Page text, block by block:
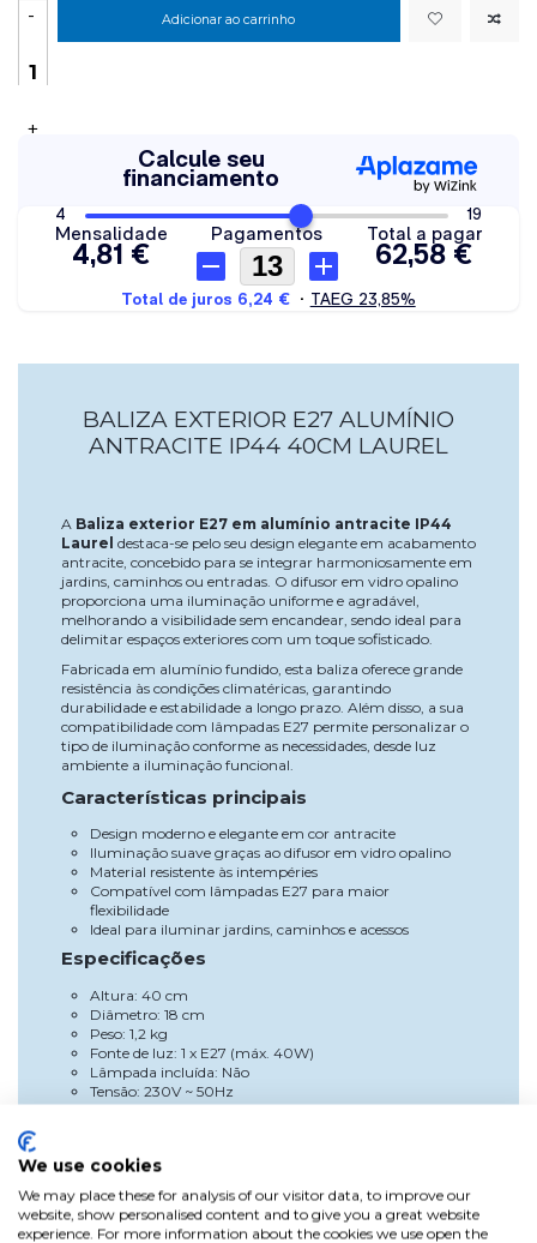
-
+
Adicionar ao carrinho
BALIZA EXTERIOR E27 ALUMÍNIO
ANTRACITE IP44 40CM LAUREL
A Baliza exterior E27 em alumínio antracite IP44
Laurel destaca-se pelo seu design elegante em acabamento
antracite, concebido para se integrar harmoniosamente em
jardins, caminhos ou entradas. O difusor em vidro opalino
proporciona uma iluminação uniforme e agradável,
melhorando a visibilidade sem encandear, sendo ideal para
delimitar espaços exteriores com um toque sofisticado.
Fabricada em alumínio fundido, esta baliza oferece grande
resistência às condições climatéricas, garantindo
durabilidade e estabilidade a longo prazo. Além disso, a sua
compatibilidade com lâmpadas E27 permite personalizar o
tipo de iluminação conforme as necessidades, desde luz
ambiente a iluminação funcional.
Características principais
Design moderno e elegante em cor antracite
Iluminação suave graças ao difusor em vidro opalino
Material resistente às intempéries
Compatível com lâmpadas E27 para maior
flexibilidade
Ideal para iluminar jardins, caminhos e acessos
Especificações
Altura: 40 cm
Diâmetro: 18 cm
Peso: 1,2 kg
Fonte de luz: 1 x E27 (máx. 40W)
Lâmpada incluída: Não
Tensão: 230V ~ 50Hz
Material da estrutura: Alumínio fundido
Cor do difusor: Branco
Proteção: Tipo 2
Classificação IP: IP44
Vantagens
We use cookies
We may place these for analysis of our visitor data, to improve our
website, show personalised content and to give you a great website
experience. For more information about the cookies we use open the